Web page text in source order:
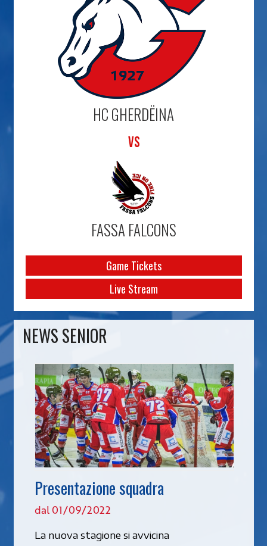
HC GHERDËINA
VS
FASSA FALCONS
Game Tickets
Live Stream
NEWS SENIOR
Presentazione squadra
dal 01/09/2022
La nuova stagione si avvicina